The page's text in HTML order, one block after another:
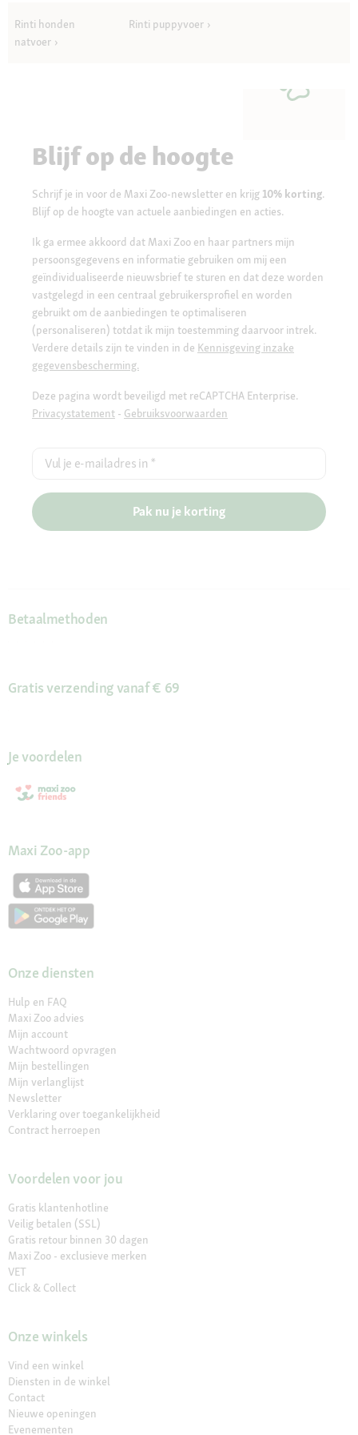
Rinti honden
natvoer
Rinti puppyvoer
Blijf op de hoogte
Schrijf je in voor de Maxi Zoo-newsletter en krijg 10% korting.
Blijf op de hoogte van actuele aanbiedingen en acties.
Ik ga ermee akkoord dat Maxi Zoo en haar partners mijn
persoonsgegevens en informatie gebruiken om mij een
geïndividualiseerde nieuwsbrief te sturen en dat deze worden
vastgelegd in een centraal gebruikersprofiel en worden
gebruikt om de aanbiedingen te optimaliseren
(personaliseren) totdat ik mijn toestemming daarvoor intrek.
Verdere details zijn te vinden in de Kennisgeving inzake
gegevensbescherming.
Deze pagina wordt beveiligd met reCAPTCHA Enterprise.
Privacystatement - Gebruiksvoorwaarden
Vul je e-mailadres in *
Pak nu je korting
Betaalmethoden
Gratis verzending vanaf € 69
Je voordelen
Maxi Zoo-app
Onze diensten
Hulp en FAQ
Maxi Zoo advies
Mijn account
Wachtwoord opvragen
Mijn bestellingen
Mijn verlanglijst
Newsletter
Verklaring over toegankelijkheid
Contract herroepen
Voordelen voor jou
Gratis klantenhotline
Veilig betalen (SSL)
Gratis retour binnen 30 dagen
Maxi Zoo - exclusieve merken
VET
Click & Collect
Onze winkels
Vind een winkel
Diensten in de winkel
Contact
Nieuwe openingen
Evenementen